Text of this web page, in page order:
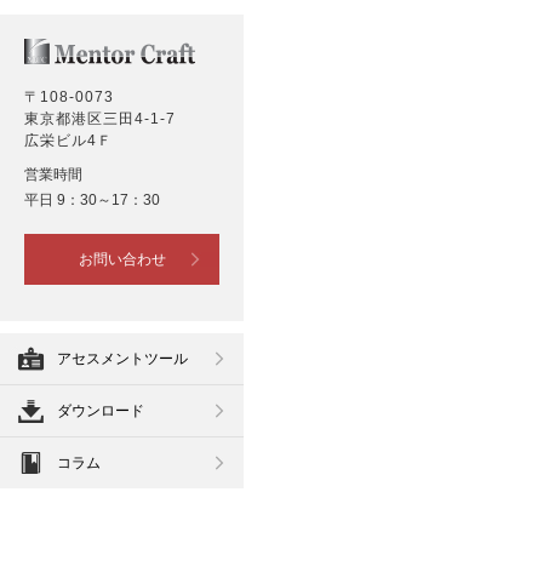
〒108-0073
東京都港区三田4-1-7
広栄ビル4Ｆ
営業時間
平日 9：30～17：30
お問い合わせ
アセスメントツール
ダウンロード
コラム